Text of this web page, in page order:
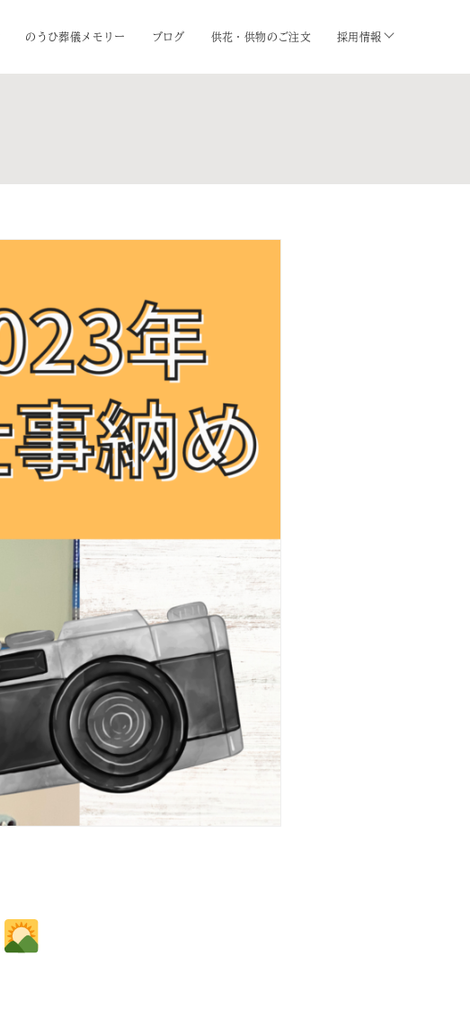
のうひ葬儀メモリー ブログ 供花・供物のご注文 採用情報